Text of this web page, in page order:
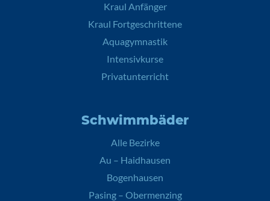
Kraul Anfänger
Kraul Fortgeschrittene
Aquagymnastik
Intensivkurse
Privatunterricht
Schwimmbäder
Alle Bezirke
Au – Haidhausen
Bogenhausen
Pasing – Obermenzing